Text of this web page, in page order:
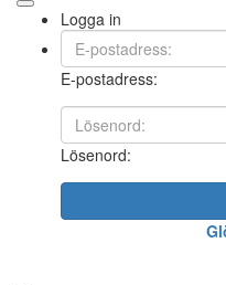
Logga in
E-postadress:
Lösenord: